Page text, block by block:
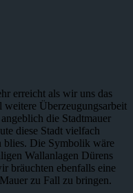
erreicht als wir uns das
weitere Überzeugungsarbeit
die Stadtmauer
diese Stadt vielfach
blies. Die Symbolik wäre
Wallanlagen Dürens
bräuchten ebenfalls eine
zu Fall zu bringen.